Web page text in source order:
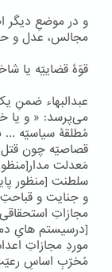
و در موضعِ دیگر
مجالس، عدل و
قوّۀ قضاییّه یا
عبدالبهاء ضمنِ
می‌پرسد: « و یا
مُطلقۀ سیاسیّه ...
قصاصیّه چون قتل
مَعدلت
سلطنت [منظور
و جنایت و
مجازاتِ
[درسیستم هایِ
موردِ مجازاتِ
مُخرّبِ اساسِ رعیّت